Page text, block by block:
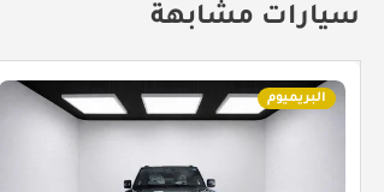
سيارات مشابهة
البريميوم